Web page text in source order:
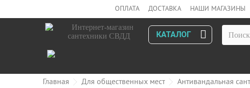
ОПЛАТА ДОСТАВКА НАШИ МАГАЗИНЫ
КАТАЛОГ
Главная Для общественных мест Антивандальная